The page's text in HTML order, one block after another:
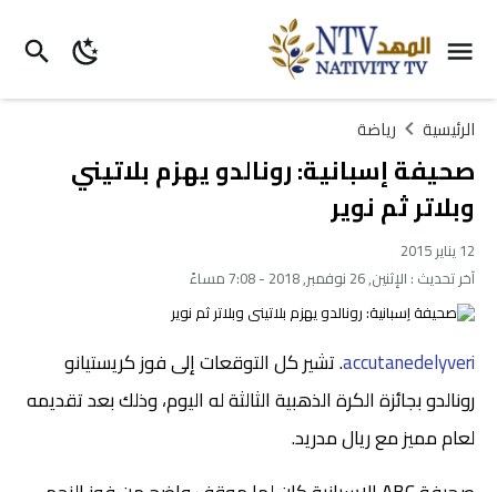
الرئيسية رياضة
صحيفة إسبانية: رونالدو يهزم بلاتيني
وبلاتر ثم نوير
12 يناير 2015
آخر تحديث : الإثنين, 26 نوفمبر, 2018 - 7:08 مساءً
accutanedelyveri. تشير كل التوقعات إلى فوز كريستيانو
رونالدو بجائزة الكرة الذهبية الثالثة له اليوم، وذلك بعد تقديمه
لعام مميز مع ريال مدريد.